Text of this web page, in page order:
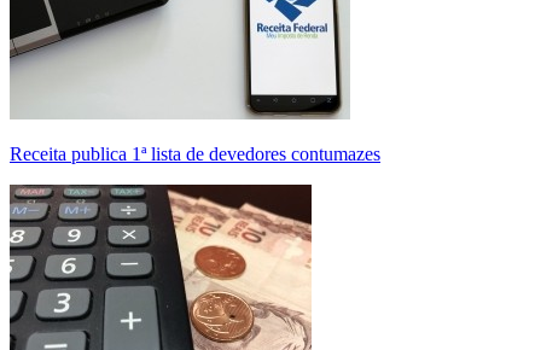
Receita publica 1ª lista de devedores contumazes